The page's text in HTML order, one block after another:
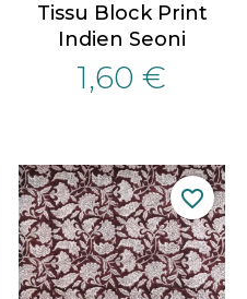
Tissu Block Print
Indien Seoni
1,60 €
favorite_border